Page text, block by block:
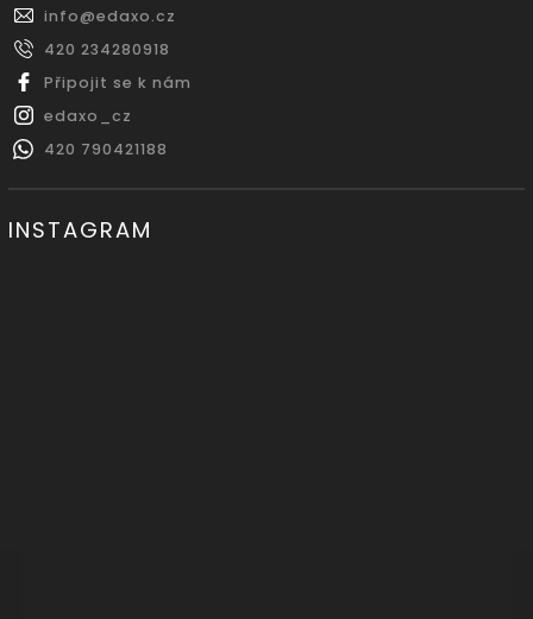
info@edaxo.cz
420 234280918
Připojit se k nám
edaxo_cz
420 790421188
INSTAGRAM